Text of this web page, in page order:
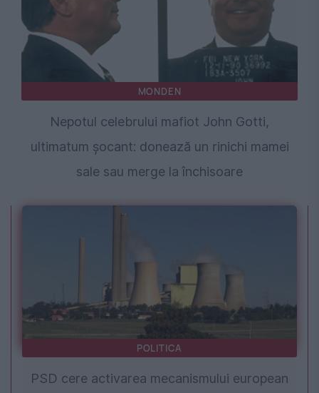
MONDEN
Nepotul celebrului mafiot John Gotti,
ultimatum șocant: donează un rinichi mamei
sale sau merge la închisoare
POLITICA
PSD cere activarea mecanismului european